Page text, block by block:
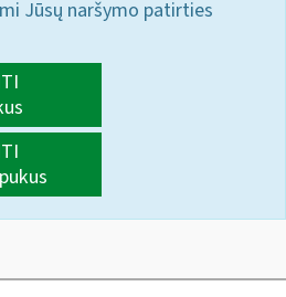
Jūsų naršymo patirties